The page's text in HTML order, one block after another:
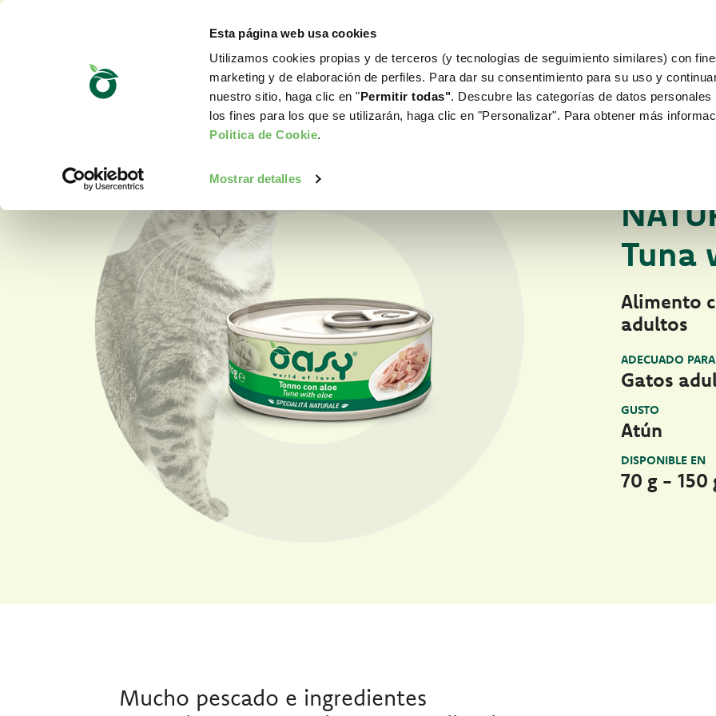
Esta página web usa cookies
Utilizamos cookies propias y de terceros (y tecnologías de seguimiento similares) con
marketing y de elaboración de perfiles. Para dar su consentimiento para su uso y
nuestro sitio, haga clic en "Permitir todas". Descubre las categorías de datos personales
los fines para los que se utilizarán, haga clic en "Personalizar". Para obtener más
Politica de Cookie.
Mostrar detalles
WORLD OF LOVE PARA TU PERRO
Tuna
Alimento
adultos
ADECUADO PARA
Gatos
GUSTO
Atún
DISPONIBLE EN
70 g - 150
Mucho pescado e ingredientes